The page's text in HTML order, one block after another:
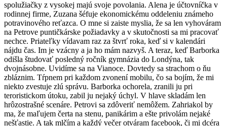
spolužiačky z vysokej majú svoje povolania. Alena je účtovníčka v
rodinnej firme, Zuzana šéfuje ekonomickému oddeleniu známeho
potravinového reťazca. O mne si zaiste myslia, že sa len vyhováram
na Petrove puntičkárske požiadavky a v skutočnosti sa mi pracovať
nechce. Priateľky vídavam raz za štvrť roka, keď si v kalendári
nájdu čas. Im je vzácny a ja ho mám nazvyš. A teraz, keď Barborka
odišla študovať posledný ročník gymnázia do Londýna, tak
dvojnásobne. Uvidíme sa na Vianoce. Dovtedy sa strachom o ňu
zbláznim. Tŕpnem pri každom zvonení mobilu, čo sa bojím, že mi
niekto zvestuje zlú správu. Barborka ochorela, zranili ju pri
teroristickom útoku, zabil ju nejaký úchyl. V hlave skladám len
hrôzostrašné scenáre. Petrovi sa zdôveriť nemôžem. Zahriakol by
ma, že maľujem čerta na stenu, panikárim a ešte privolám nejaké
nešťastie. A tak mlčím a každý večer otváram facebook, či mi dcéra